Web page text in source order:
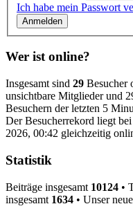
Ich habe mein Passwort
Wer ist online?
Insgesamt sind 29 Besucher
unsichtbare Mitglieder und
Besuchern der letzten 5
Der Besucherrekord liegt bei
2026, 00:42 gleichzeitig
Statistik
Beiträge insgesamt 10124 •
insgesamt 1634 • Unser